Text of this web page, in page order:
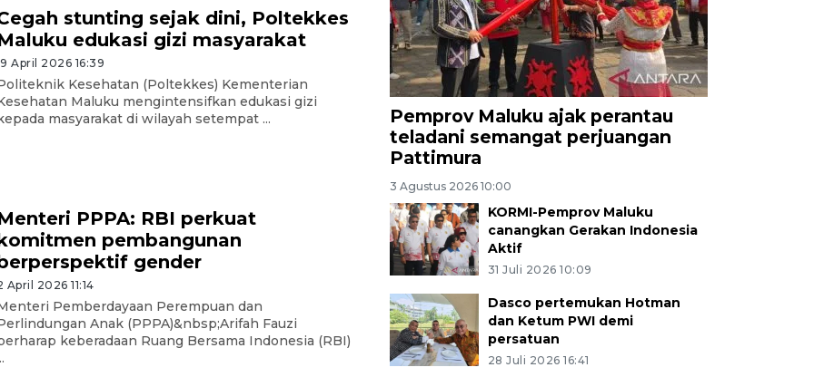
stunting sejak dini, Poltekkes
edukasi gizi masyarakat
April 2026 16:39
Kesehatan (Poltekkes) Kementerian
Maluku mengintensifkan edukasi gizi
masyarakat di wilayah setempat ...
PPPA: RBI perkuat
pembangunan
gender
April 2026 11:14
Pemberdayaan Perempuan dan
Anak (PPPA)&nbsp;Arifah Fauzi
keberadaan Ruang Bersama Indonesia (RBI)
Pemprov Maluku ajak perantau
teladani semangat perjuangan
Pattimura
3 Agustus 2026 10:00
KORMI-Pemprov Maluku
canangkan Gerakan Indonesia
Aktif
31 Juli 2026 10:09
Dasco pertemukan Hotman
dan Ketum PWI demi
persatuan
28 Juli 2026 16:41